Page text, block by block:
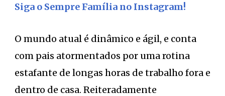
Siga o Sempre Família no Instagram!
O mundo atual é dinâmico e ágil, e conta
com pais atormentados por uma rotina
estafante de longas horas de trabalho fora e
dentro de casa. Reiteradamente